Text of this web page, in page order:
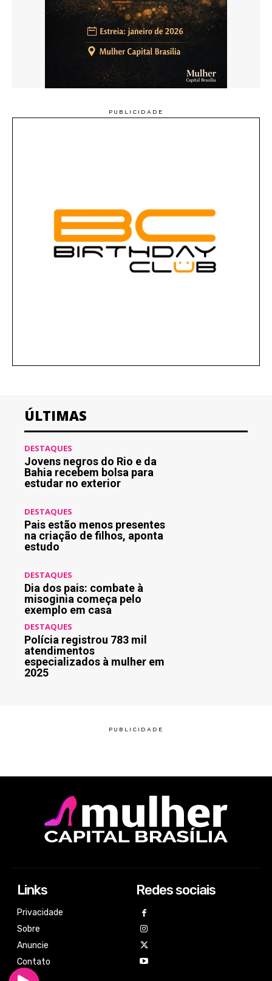
ÚLTIMAS
DESTAQUES
Jovens negros do Rio e da
Bahia recebem bolsa para
estudar no exterior
DESTAQUES
Pais estão menos presentes
na criação de filhos, aponta
estudo
DESTAQUES
Dia dos pais: combate à
misoginia começa pelo
exemplo em casa
DESTAQUES
Polícia registrou 783 mil
atendimentos
especializados à mulher em
2025
Links
Privacidade
Sobre
Anuncie
Contato
Redes sociais